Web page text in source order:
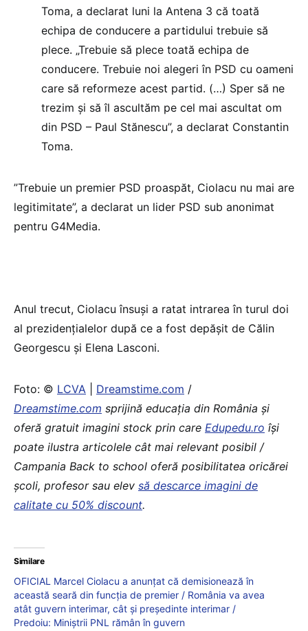
Toma, a declarat luni la Antena 3 că toată
echipa de conducere a partidului trebuie să
plece. „Trebuie să plece toată echipa de
conducere. Trebuie noi alegeri în PSD cu oameni
care să reformeze acest partid. (…) Sper să ne
trezim și să îl ascultăm pe cel mai ascultat om
din PSD – Paul Stănescu”, a declarat Constantin
Toma.
”Trebuie un premier PSD proaspăt, Ciolacu nu mai are
legitimitate”, a declarat un lider PSD sub anonimat
pentru G4Media.
Anul trecut, Ciolacu însuși a ratat intrarea în turul doi
al prezidențialelor după ce a fost depășit de Călin
Georgescu și Elena Lasconi.
Foto: © LCVA Dreamstime.com /
Dreamstime.com sprijină educaţia din România şi
oferă gratuit imagini stock prin care Edupedu.ro îşi
poate ilustra articolele cât mai relevant posibil /
Campania Back to school oferă posibilitatea oricărei
școli, profesor sau elev să descarce imagini de
calitate cu 50% discount.
Similare
OFICIAL Marcel Ciolacu a anunțat că demisionează în
această seară din funcția de premier / România va avea
atât guvern interimar, cât și președinte interimar /
Predoiu: Miniștrii PNL rămân în guvern